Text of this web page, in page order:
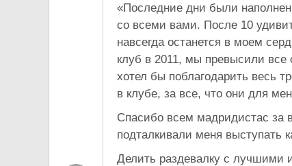
«Последние дни были
со всеми вами. После 10
навсегда останется в моем
клуб в 2011, мы превысили все
хотел бы поблагодарить весь
в клубе, за все, что они для
Спасибо всем мадридистас
подталкивали меня выступать
Делить раздевалку с лучшими